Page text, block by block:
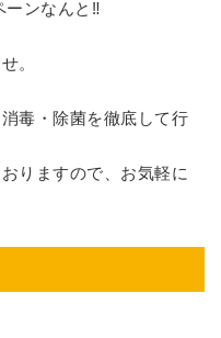
ーンなんと‼
。
毒・除菌を徹底して行
りますので、お気軽に